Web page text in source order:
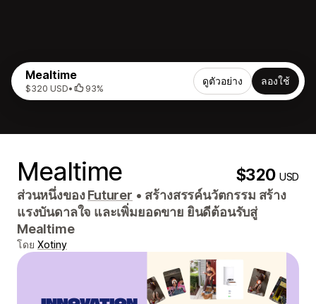
Mealtime
$320 USD• 93%
ดูตัวอย่าง ลองใช้
Mealtime $320USD
ส่วนหนึ่งของFuturer • สร้างสรรค์นวัตกรรม สร้าง
แรงบันดาลใจ และเพิ่มยอดขาย ยินดีต้อนรับสู่
Mealtime
โดย Xotiny